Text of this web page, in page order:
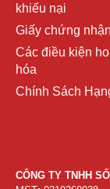
khiếu nại
Giấy chứng
Các điều kiện
hóa
Chính Sách
CÔNG TY TNHH